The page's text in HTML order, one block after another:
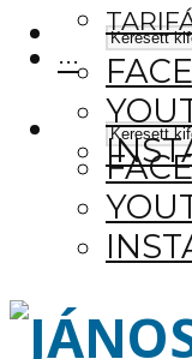
···